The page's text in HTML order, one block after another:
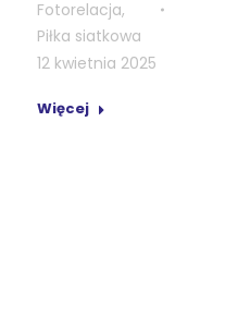
Fotorelacja,
Piłka siatkowa
12 kwietnia 2025
Więcej